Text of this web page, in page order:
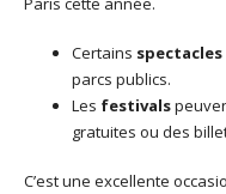
Certains
parcs publics.
Les festivals
gratuites ou des
C’est une excellente